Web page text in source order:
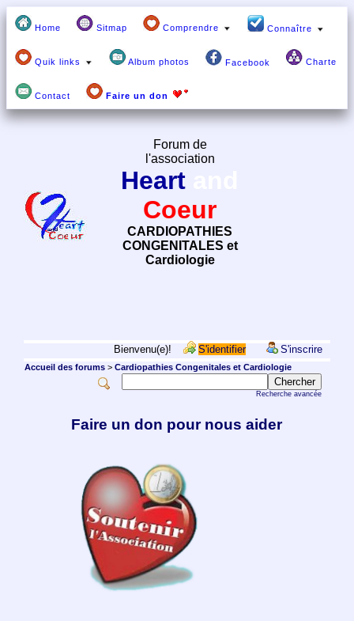
Home Sitmap Comprendre Connaître
Quik links Album photos Facebook Charte
Contact Faire un don
Forum de
l'association
Heart
Coeur
CARDIOPATHIES
CONGENITALES et
Cardiologie
Bienvenu(e)! S'identifier S'inscrire
Accueil des forums> Cardiopathies Congenitales et Cardiologie
Recherche avancée
Faire un don pour nous aider